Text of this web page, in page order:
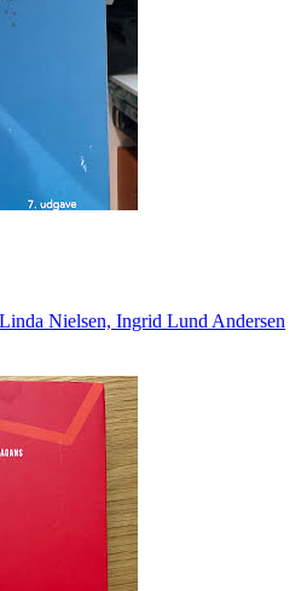
Nielsen, Ingrid Lund Andersen